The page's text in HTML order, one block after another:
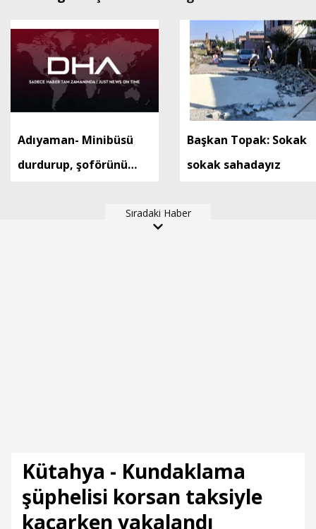
Adıyaman- Minibüsü
durdurup, şoförünü
Başkan Topak: Sokak
sokak sahadayız
Sıradaki Haber
Kütahya - Kundaklama
şüphelisi korsan taksiyle
kaçarken yakalandı